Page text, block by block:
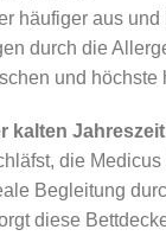
häufiger aus
durch die
und höchste
kalten
die
Begleitung
diese